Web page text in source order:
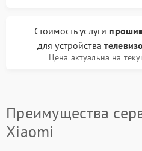
Стоимость услуги
для устройства
Цена актуальна на
Преимущества
Xiaomi